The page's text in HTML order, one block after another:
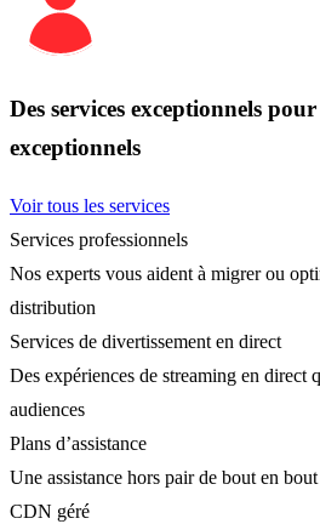
Des services exceptionnels
exceptionnels
Voir tous les services
Services professionnels
Nos experts vous aident à migrer ou
distribution
Services de divertissement en direct
Des expériences de streaming en direct
audiences
Plans d’assistance
Une assistance hors pair de bout en bout
CDN géré